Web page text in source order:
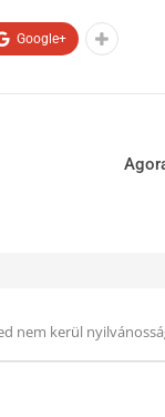
Google+
nem kerül